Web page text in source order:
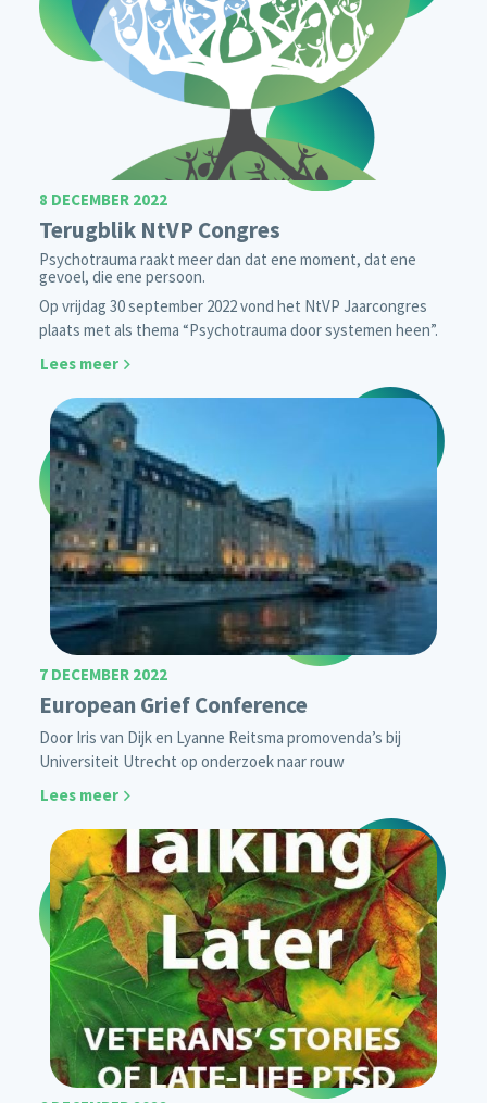
8 DECEMBER 2022
Terugblik NtVP Congres
Psychotrauma raakt meer dan dat ene moment, dat ene
gevoel, die ene persoon.
Op vrijdag 30 september 2022 vond het NtVP Jaarcongres
plaats met als thema “Psychotrauma door systemen heen”.
Lees meer
7 DECEMBER 2022
European Grief Conference
Door Iris van Dijk en Lyanne Reitsma promovenda’s bij
Universiteit Utrecht op onderzoek naar rouw
Lees meer